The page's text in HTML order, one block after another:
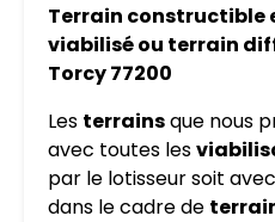
Terrain constructible
viabilisé ou terrain
Torcy 77200
Les terrainsque nous
avec toutes les
par le lotisseur soit
dans le cadre de